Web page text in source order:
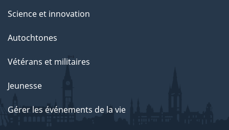
Science et innovation
Autochtones
Vétérans et militaires
Jeunesse
Gérer les événements de la vie